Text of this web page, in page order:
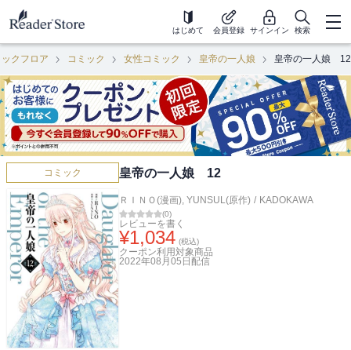
はじめて 会員登録 サインイン 検索
クフロア コミック 女性コミック 皇帝の一人娘 皇帝の一人娘 12
コミック 皇帝の一人娘 12
ＲＩＮＯ(漫画), YUNSUL(原作) / KADOKAWA
(0)
レビューを書く
¥1,034 (税込)
クーポン利用対象商品
2022年08月05日 配信